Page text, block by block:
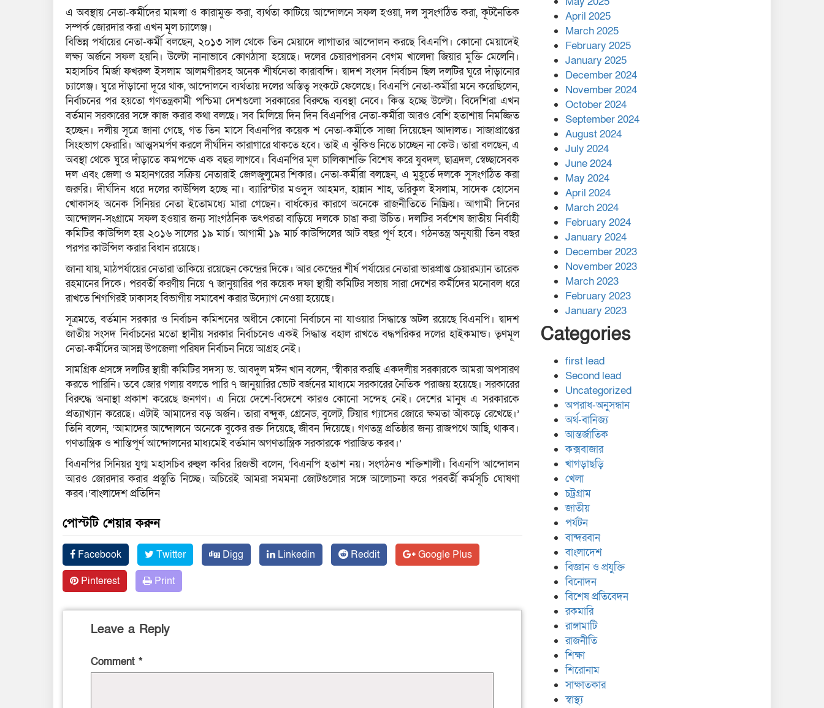
এ অবস্থায় নেতা-কর্মীদের মামলা ও কারামুক্ত করা, ব্যর্থতা কাটিয়ে আন্দোলনে সফল হওয়া, দল সুসংগঠিত করা, কূটনৈতিক
সম্পর্ক জোরদার করা এখন মূল চ্যালেঞ্জ।
বিভিন্ন পর্যায়ের নেতা-কর্মী বলছেন, ২০১৩ সাল থেকে তিন মেয়াদে লাগাতার আন্দোলন করছে বিএনপি। কোনো মেয়াদেই
লক্ষ্য অর্জনে সফল হয়নি। উল্টো নানাভাবে কোণঠাসা হয়েছে। দলের চেয়ারপারসন বেগম খালেদা জিয়ার মুক্তি মেলেনি।
মহাসচিব মির্জা ফখরুল ইসলাম আলমগীরসহ অনেক শীর্ষনেতা কারাবন্দি। দ্বাদশ সংসদ নির্বাচন ছিল দলটির ঘুরে দাঁড়ানোর
চ্যালেঞ্জ। ঘুরে দাঁড়ানো দূরে থাক, আন্দোলনে ব্যর্থতায় দলের অস্তিত্ব সংকটে ফেলেছে। বিএনপি নেতা-কর্মীরা মনে করেছিলেন,
নির্বাচনের পর হয়তো গণতন্ত্রকামী পশ্চিমা দেশগুলো সরকারের বিরুদ্ধে ব্যবস্থা নেবে। কিন্ত হচ্ছে উল্টো। বিদেশিরা এখন
বর্তমান সরকারের সঙ্গে কাজ করার কথা বলছে। সব মিলিয়ে দিন দিন বিএনপির নেতা-কর্মীরা আরও বেশি হতাশায় নিমজ্জিত
হচ্ছেন। দলীয় সূত্রে জানা গেছে, গত তিন মাসে বিএনপির কয়েক শ নেতা-কর্মীকে সাজা দিয়েছেন আদালত। সাজাপ্রাপ্তের
সিংহভাগ ফেরারি। আত্মসমর্পণ করলে দীর্ঘদিন কারাগারে থাকতে হবে। তাই এ ঝুঁকিও নিতে চাচ্ছেন না কেউ। তারা বলছেন, এ
অবস্থা থেকে ঘুরে দাঁড়াতে কমপক্ষে এক বছর লাগবে। বিএনপির মূল চালিকাশক্তি বিশেষ করে যুবদল, ছাত্রদল, স্বেচ্ছাসেবক
দল এবং জেলা ও মহানগরের সক্রিয় নেতারাই জেলজুলুমের শিকার। নেতা-কর্মীরা বলছেন, এ মুহূর্তে দলকে সুসংগঠিত করা
জরুরি। দীর্ঘদিন ধরে দলের কাউন্সিল হচ্ছে না। ব্যারিস্টার মওদুদ আহমদ, হান্নান শাহ, তরিকুল ইসলাম, সাদেক হোসেন
খোকাসহ অনেক সিনিয়র নেতা ইতোমধ্যে মারা গেছেন। বার্ধক্যের কারণে অনেকে রাজনীতিতে নিষ্ক্রিয়। আগামী দিনের
আন্দোলন-সংগ্রামে সফল হওয়ার জন্য সাংগঠনিক তৎপরতা বাড়িয়ে দলকে চাঙা করা উচিত। দলটির সর্বশেষ জাতীয় নির্বাহী
কমিটির কাউন্সিল হয় ২০১৬ সালের ১৯ মার্চ। আগামী ১৯ মার্চ কাউন্সিলের আট বছর পূর্ণ হবে। গঠনতন্ত্র অনুযায়ী তিন বছর
পরপর কাউন্সিল করার বিধান রয়েছে।
জানা যায়, মাঠপর্যায়ের নেতারা তাকিয়ে রয়েছেন কেন্দ্রের দিকে। আর কেন্দ্রের শীর্ষ পর্যায়ের নেতারা ভারপ্রাপ্ত চেয়ারম্যান তারেক
রহমানের দিকে। পরবর্তী করণীয় নিয়ে ৭ জানুয়ারির পর কয়েক দফা স্থায়ী কমিটির সভায় সারা দেশের কর্মীদের মনোবল ধরে
রাখতে শিগগিরই ঢাকাসহ বিভাগীয় সমাবেশ করার উদ্যোগ নেওয়া হয়েছে।
সূত্রমতে, বর্তমান সরকার ও নির্বাচন কমিশনের অধীনে কোনো নির্বাচনে না যাওয়ার সিদ্ধান্তে অটল রয়েছে বিএনপি। দ্বাদশ
জাতীয় সংসদ নির্বাচনের মতো স্থানীয় সরকার নির্বাচনেও একই সিদ্ধান্ত বহাল রাখতে বদ্ধপরিকর দলের হাইকমান্ড। তৃণমূল
নেতা-কর্মীদের আসন্ন উপজেলা পরিষদ নির্বাচন নিয়ে আগ্রহ নেই।
সামগ্রিক প্রসঙ্গে দলটির স্থায়ী কমিটির সদস্য ড. আবদুল মঈন খান বলেন, ‘স্বীকার করছি একদলীয় সরকারকে আমরা অপসারণ
করতে পারিনি। তবে জোর গলায় বলতে পারি ৭ জানুয়ারির ভোট বর্জনের মাধ্যমে সরকারের নৈতিক পরাজয় হয়েছে। সরকারের
বিরুদ্ধে অনাস্থা প্রকাশ করেছে জনগণ। এ নিয়ে দেশে-বিদেশে কারও কোনো সন্দেহ নেই। দেশের মানুষ এ সরকারকে
প্রত্যাখ্যান করেছে। এটাই আমাদের বড় অর্জন। তারা বন্দুক, গ্রেনেড, বুলেট, টিয়ার গ্যাসের জোরে ক্ষমতা আঁকড়ে রেখেছে।’
তিনি বলেন, ‘আমাদের আন্দোলনে অনেকে বুকের রক্ত দিয়েছে, জীবন দিয়েছে। গণতন্ত্র প্রতিষ্ঠার জন্য রাজপথে আছি, থাকব।
গণতান্ত্রিক ও শান্তিপূর্ণ আন্দোলনের মাধ্যমেই বর্তমান অগণতান্ত্রিক সরকারকে পরাজিত করব।’
বিএনপির সিনিয়র যুগ্ম মহাসচিব রুহুল কবির রিজভী বলেন, ‘বিএনপি হতাশ নয়। সংগঠনও শক্তিশালী। বিএনপি আন্দোলন
আরও জোরদার করার প্রস্তুতি নিচ্ছে। অচিরেই আমরা সমমনা জোটগুলোর সঙ্গে আলোচনা করে পরবর্তী কর্মসূচি ঘোষণা
করব।’বাংলাদেশ প্রতিদিন
পোস্টটি শেয়ার করুন
Facebook Twitter Digg Linkedin Reddit
Google Plus
Pinterest
Print
Leave a Reply
Comment *
এক বিলিয়ন ডলার বিনিয়োগ
হবে আনোয়ারায়
বান্দরবানে বন্যায় ক্ষতিগ্রস্তদের
মাঝে সহায়তা দিলেন সাচিং প্রু
জেরী
April 2025
March 2025
February 2025
January 2025
December 2024
November 2024
October 2024
September 2024
August 2024
July 2024
June 2024
May 2024
April 2024
March 2024
February 2024
January 2024
December 2023
November 2023
March 2023
February 2023
January 2023
Categories
first lead
Second lead
Uncategorized
অপরাধ-অনুসন্ধান
অর্থ-বানিজ্য
আন্তর্জাতিক
কক্সবাজার
খাগড়াছড়ি
খেলা
চট্রগ্রাম
জাতীয়
পর্যটন
বান্দরবান
বাংলাদেশ
বিজ্ঞান ও প্রযুক্তি
বিনোদন
বিশেষ প্রতিবেদন
রকমারি
রাঙ্গামাটি
রাজনীতি
শিক্ষা
শিরোনাম
সাক্ষাতকার
স্বাস্থ্য